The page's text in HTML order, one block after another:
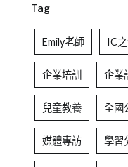
Tag
Emily老師 IC
企業培訓 企業
兒童教養 全國
媒體專訪 學習